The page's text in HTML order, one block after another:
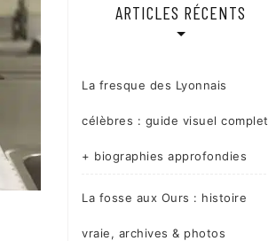
ARTICLES RÉCENTS
La fresque des Lyonnais
célèbres : guide visuel complet
+ biographies approfondies
La fosse aux Ours : histoire
vraie, archives & photos